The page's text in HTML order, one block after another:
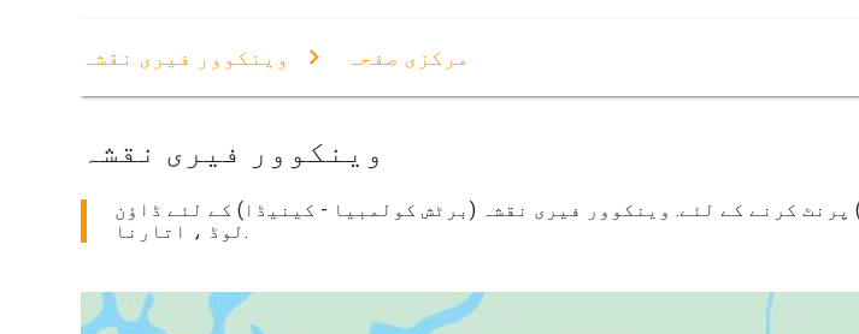
مرکزی صفحہ وینکوور فیری نقشہ
وینکوور فیری نقشہ
کرنے کے لئے. وینکوور فیری نقشہ (برٹش کولمبیا - کینیڈا) کے لئے ڈاؤن
لوڈ ، اتارنا.